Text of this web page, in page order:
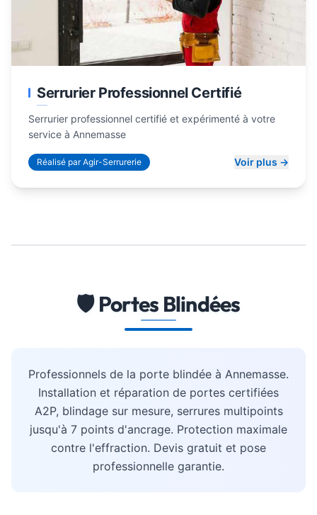
Serrurier Professionnel Certifié
Serrurier professionnel certifié et expérimenté à votre
service à Annemasse
Réalisé par Agir-Serrurerie Voir plus →
🛡️ Portes Blindées
Professionnels de la porte blindée à Annemasse.
Installation et réparation de portes certifiées
A2P, blindage sur mesure, serrures multipoints
jusqu'à 7 points d'ancrage. Protection maximale
contre l'effraction. Devis gratuit et pose
professionnelle garantie.